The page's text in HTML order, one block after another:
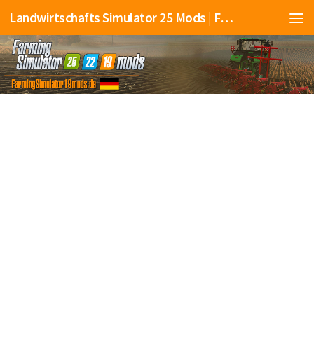
Landwirtschafts Simulator 25 Mods | Farming Simulator 25 Mods | FS25 Mods